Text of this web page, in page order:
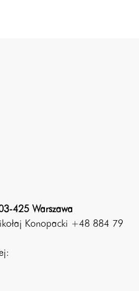
425 Warszawa
Konopacki +48 884 79